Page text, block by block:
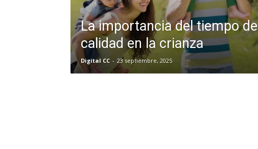
La importancia del tiempo de
calidad en la crianza
Digital CC - 23 septiembre, 2025